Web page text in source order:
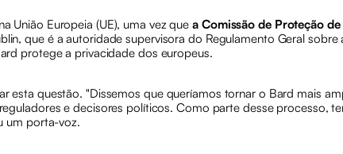
União Europeia (UE), uma vez quea Comissão de Proteção
que é a autoridade supervisora do Regulamento Geral
protege a privacidade dos europeus.
esta questão. "Dissemos que queríamos tornar o Bard mais
e decisores políticos. Como parte desse processo,
um porta-voz.